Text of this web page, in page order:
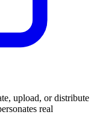
upload, or distribute
real